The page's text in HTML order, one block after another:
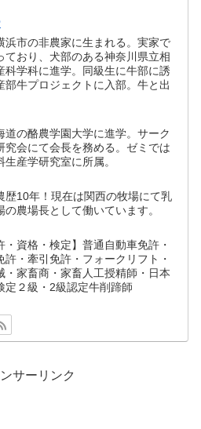
浜市の非農家に生まれる。実家で
ており、犬部のある神奈川県立相
科学科に進学。同級生に牛部に誘
部牛プロジェクトに入部。牛と出
道の酪農学園大学に進学。サーク
究会にて会長を務める。ゼミでは
生産学研究室に所属。
歴10年！現在は関西の牧場にて乳
の農場長として働いています。
・資格・検定】普通自動車免許・
許・牽引免許・フォークリフト・
・家畜商・家畜人工授精師・日本
定２級・2級認定牛削蹄師
サーリンク